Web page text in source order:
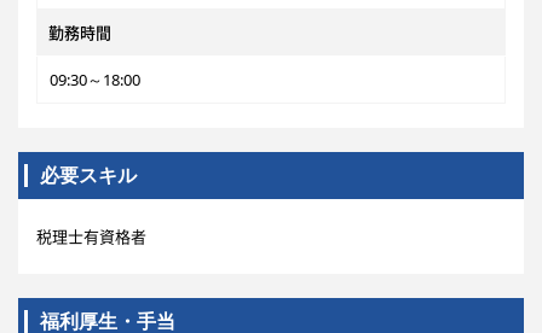
勤務時間
09:30～18:00
必要スキル
税理士有資格者
福利厚生・手当